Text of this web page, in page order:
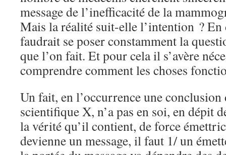
message de l’inefficacité de la
Mais la réalité suit-elle l’intention ? En
faudrait se poser constamment la
que l’on fait. Et pour cela il s’avère
comprendre comment les choses
Un fait, en l’occurrence une conclusion
scientifique X, n’a pas en soi, en dépit
la vérité qu’il contient, de force
devienne un message, il faut 1/ un